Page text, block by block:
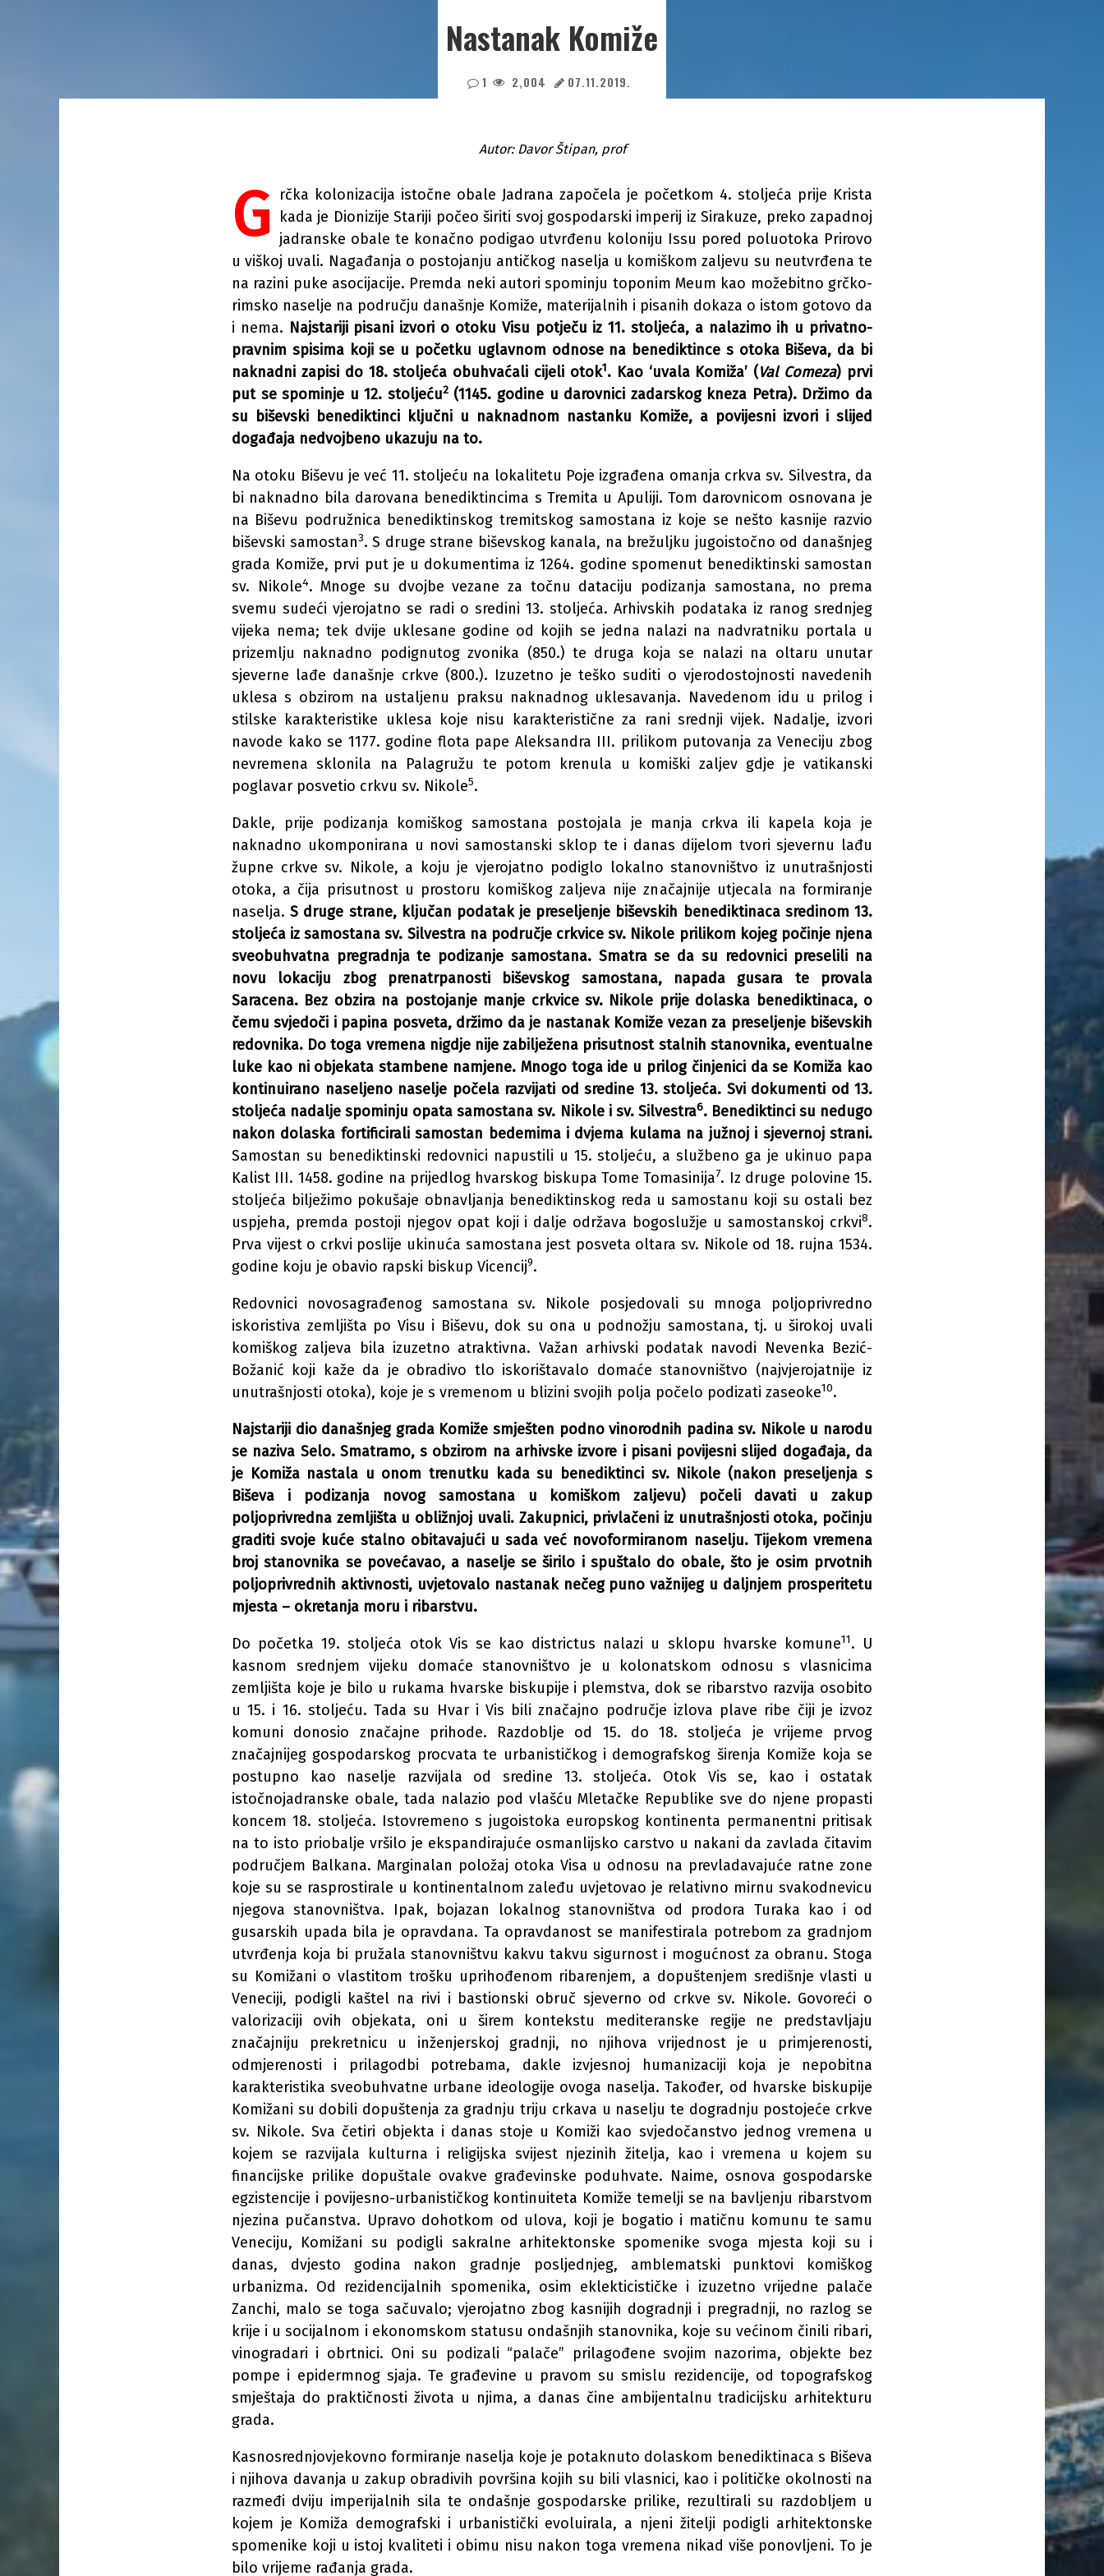
Nastanak Komiže
1 2,004 07.11.2019.
Autor: Davor Štipan, prof
G rčka kolonizacija istočne obale Jadrana započela je početkom 4. stoljeća prije Krista
kada je Dionizije Stariji počeo širiti svoj gospodarski imperij iz Sirakuze, preko zapadnoj
jadranske obale te konačno podigao utvrđenu koloniju Issu pored poluotoka Prirovo
u viškoj uvali. Nagađanja o postojanju antičkog naselja u komiškom zaljevu su neutvrđena te
na razini puke asocijacije. Premda neki autori spominju toponim Meum kao možebitno grčko-
rimsko naselje na području današnje Komiže, materijalnih i pisanih dokaza o istom gotovo da
i nema. Najstariji pisani izvori o otoku Visu potječu iz 11. stoljeća, a nalazimo ih u privatno-
pravnim spisima koji se u početku uglavnom odnose na benediktince s otoka Biševa, da bi
naknadni zapisi do 18. stoljeća obuhvaćali cijeli otok1. Kao ‘uvala Komiža’ (Val Comeza) prvi
put se spominje u 12. stoljeću2(1145. godine u darovnici zadarskog kneza Petra). Držimo da
su biševski benediktinci ključni u naknadnom nastanku Komiže, a povijesni izvori i slijed
događaja nedvojbeno ukazuju na to.
Na otoku Biševu je već 11. stoljeću na lokalitetu Poje izgrađena omanja crkva sv. Silvestra, da
bi naknadno bila darovana benediktincima s Tremita u Apuliji. Tom darovnicom osnovana je
na Biševu podružnica benediktinskog tremitskog samostana iz koje se nešto kasnije razvio
biševski samostan3. S druge strane biševskog kanala, na brežuljku jugoistočno od današnjeg
grada Komiže, prvi put je u dokumentima iz 1264. godine spomenut benediktinski samostan
sv. Nikole4. Mnoge su dvojbe vezane za točnu dataciju podizanja samostana, no prema
svemu sudeći vjerojatno se radi o sredini 13. stoljeća. Arhivskih podataka iz ranog srednjeg
vijeka nema; tek dvije uklesane godine od kojih se jedna nalazi na nadvratniku portala u
prizemlju naknadno podignutog zvonika (850.) te druga koja se nalazi na oltaru unutar
sjeverne lađe današnje crkve (800.). Izuzetno je teško suditi o vjerodostojnosti navedenih
uklesa s obzirom na ustaljenu praksu naknadnog uklesavanja. Navedenom idu u prilog i
stilske karakteristike uklesa koje nisu karakteristične za rani srednji vijek. Nadalje, izvori
navode kako se 1177. godine flota pape Aleksandra III. prilikom putovanja za Veneciju zbog
nevremena sklonila na Palagružu te potom krenula u komiški zaljev gdje je vatikanski
poglavar posvetio crkvu sv. Nikole5.
Dakle, prije podizanja komiškog samostana postojala je manja crkva ili kapela koja je
naknadno ukomponirana u novi samostanski sklop te i danas dijelom tvori sjevernu lađu
župne crkve sv. Nikole, a koju je vjerojatno podiglo lokalno stanovništvo iz unutrašnjosti
otoka, a čija prisutnost u prostoru komiškog zaljeva nije značajnije utjecala na formiranje
naselja.S druge strane, ključan podatak je preseljenje biševskih benediktinaca sredinom 13.
stoljeća iz samostana sv. Silvestra na područje crkvice sv. Nikole prilikom kojeg počinje njena
sveobuhvatna pregradnja te podizanje samostana. Smatra se da su redovnici preselili na
novu lokaciju zbog prenatrpanosti biševskog samostana, napada gusara te provala
Saracena. Bez obzira na postojanje manje crkvice sv. Nikole prije dolaska benediktinaca, o
čemu svjedoči i papina posveta, držimo da je nastanak Komiže vezan za preseljenje biševskih
redovnika. Do toga vremena nigdje nije zabilježena prisutnost stalnih stanovnika, eventualne
luke kao ni objekata stambene namjene. Mnogo toga ide u prilog činjenici da se Komiža kao
kontinuirano naseljeno naselje počela razvijati od sredine 13. stoljeća. Svi dokumenti od 13.
stoljeća nadalje spominju opata samostana sv. Nikole i sv. Silvestra6. Benediktinci su nedugo
nakon dolaska fortificirali samostan bedemima i dvjema kulama na južnoj i sjevernoj strani.
Samostan su benediktinski redovnici napustili u 15. stoljeću, a službeno ga je ukinuo papa
Kalist III. 1458. godine na prijedlog hvarskog biskupa Tome Tomasinija7. Iz druge polovine 15.
stoljeća bilježimo pokušaje obnavljanja benediktinskog reda u samostanu koji su ostali bez
uspjeha, premda postoji njegov opat koji i dalje održava bogoslužje u samostanskoj crkvi8.
Prva vijest o crkvi poslije ukinuća samostana jest posveta oltara sv. Nikole od 18. rujna 1534.
godine koju je obavio rapski biskup Vicencij9.
Redovnici novosagrađenog samostana sv. Nikole posjedovali su mnoga poljoprivredno
iskoristiva zemljišta po Visu i Biševu, dok su ona u podnožju samostana, tj. u širokoj uvali
komiškog zaljeva bila izuzetno atraktivna. Važan arhivski podatak navodi Nevenka Bezić-
Božanić koji kaže da je obradivo tlo iskorištavalo domaće stanovništvo (najvjerojatnije iz
unutrašnjosti otoka), koje je s vremenom u blizini svojih polja počelo podizati zaseoke10.
Najstariji dio današnjeg grada Komiže smješten podno vinorodnih padina sv. Nikole u narodu
se naziva Selo. Smatramo, s obzirom na arhivske izvore i pisani povijesni slijed događaja, da
je Komiža nastala u onom trenutku kada su benediktinci sv. Nikole (nakon preseljenja s
Biševa i podizanja novog samostana u komiškom zaljevu) počeli davati u zakup
poljoprivredna zemljišta u obližnjoj uvali. Zakupnici, privlačeni iz unutrašnjosti otoka, počinju
graditi svoje kuće stalno obitavajući u sada već novoformiranom naselju. Tijekom vremena
broj stanovnika se povećavao, a naselje se širilo i spuštalo do obale, što je osim prvotnih
poljoprivrednih aktivnosti, uvjetovalo nastanak nečeg puno važnijeg u daljnjem prosperitetu
mjesta – okretanja moru i ribarstvu.
Do početka 19. stoljeća otok Vis se kao districtus nalazi u sklopu hvarske komune11. U
kasnom srednjem vijeku domaće stanovništvo je u kolonatskom odnosu s vlasnicima
zemljišta koje je bilo u rukama hvarske biskupije i plemstva, dok se ribarstvo razvija osobito
u 15. i 16. stoljeću. Tada su Hvar i Vis bili značajno područje izlova plave ribe čiji je izvoz
komuni donosio značajne prihode. Razdoblje od 15. do 18. stoljeća je vrijeme prvog
značajnijeg gospodarskog procvata te urbanističkog i demografskog širenja Komiže koja se
postupno kao naselje razvijala od sredine 13. stoljeća. Otok Vis se, kao i ostatak
istočnojadranske obale, tada nalazio pod vlašću Mletačke Republike sve do njene propasti
koncem 18. stoljeća. Istovremeno s jugoistoka europskog kontinenta permanentni pritisak
na to isto priobalje vršilo je ekspandirajuće osmanlijsko carstvo u nakani da zavlada čitavim
područjem Balkana. Marginalan položaj otoka Visa u odnosu na prevladavajuće ratne zone
koje su se rasprostirale u kontinentalnom zaleđu uvjetovao je relativno mirnu svakodnevicu
njegova stanovništva. Ipak, bojazan lokalnog stanovništva od prodora Turaka kao i od
gusarskih upada bila je opravdana. Ta opravdanost se manifestirala potrebom za gradnjom
utvrđenja koja bi pružala stanovništvu kakvu takvu sigurnost i mogućnost za obranu. Stoga
su Komižani o vlastitom trošku uprihođenom ribarenjem, a dopuštenjem središnje vlasti u
Veneciji, podigli kaštel na rivi i bastionski obruč sjeverno od crkve sv. Nikole. Govoreći o
valorizaciji ovih objekata, oni u širem kontekstu mediteranske regije ne predstavljaju
značajniju prekretnicu u inženjerskoj gradnji, no njihova vrijednost je u primjerenosti,
odmjerenosti i prilagodbi potrebama, dakle izvjesnoj humanizaciji koja je nepobitna
karakteristika sveobuhvatne urbane ideologije ovoga naselja. Također, od hvarske biskupije
Komižani su dobili dopuštenja za gradnju triju crkava u naselju te dogradnju postojeće crkve
sv. Nikole. Sva četiri objekta i danas stoje u Komiži kao svjedočanstvo jednog vremena u
kojem se razvijala kulturna i religijska svijest njezinih žitelja, kao i vremena u kojem su
financijske prilike dopuštale ovakve građevinske poduhvate. Naime, osnova gospodarske
egzistencije i povijesno-urbanističkog kontinuiteta Komiže temelji se na bavljenju ribarstvom
njezina pučanstva. Upravo dohotkom od ulova, koji je bogatio i matičnu komunu te samu
Veneciju, Komižani su podigli sakralne arhitektonske spomenike svoga mjesta koji su i
danas, dvjesto godina nakon gradnje posljednjeg, amblematski punktovi komiškog
urbanizma. Od rezidencijalnih spomenika, osim eklekticističke i izuzetno vrijedne palače
Zanchi, malo se toga sačuvalo; vjerojatno zbog kasnijih dogradnji i pregradnji, no razlog se
krije i u socijalnom i ekonomskom statusu ondašnjih stanovnika, koje su većinom činili ribari,
vinogradari i obrtnici. Oni su podizali “palače” prilagođene svojim nazorima, objekte bez
pompe i epidermnog sjaja. Te građevine u pravom su smislu rezidencije, od topografskog
smještaja do praktičnosti života u njima, a danas čine ambijentalnu tradicijsku arhitekturu
grada.
Kasnosrednjovjekovno formiranje naselja koje je potaknuto dolaskom benediktinaca s Biševa
i njihova davanja u zakup obradivih površina kojih su bili vlasnici, kao i političke okolnosti na
razmeđi dviju imperijalnih sila te ondašnje gospodarske prilike, rezultirali su razdobljem u
kojem je Komiža demografski i urbanistički evoluirala, a njeni žitelji podigli arhitektonske
spomenike koji u istoj kvaliteti i obimu nisu nakon toga vremena nikad više ponovljeni. To je
bilo vrijeme rađanja grada.